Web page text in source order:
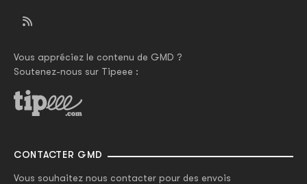
Vous appréciez le contenu de GMD ?
Soutenez-nous sur Tipeee :
CONTACTER GMD
Vous souhaitez nous contacter pour des envois